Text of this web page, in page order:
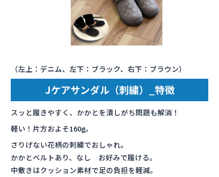
（左上：デニム、左下：ブラック、右下：ブラウン）
Jケアサンダル（刺繍）_特徴
スッと履きやすく、かかとを潰しがち問題も解消！
軽い！片方およそ160g。
さりげない花柄の刺繍でおしゃれ。
かかとベルトあり、なし お好みで履ける。
中敷きはクッション素材で足の負担を軽減。